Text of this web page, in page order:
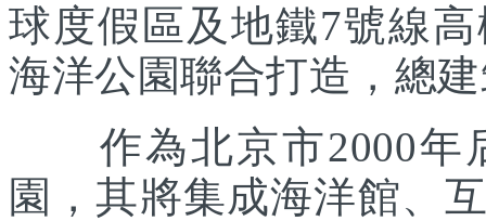
球度假區及地鐵7號線
海洋公園聯合打造，總
作為北京市2000年
園，其將集成海洋館、